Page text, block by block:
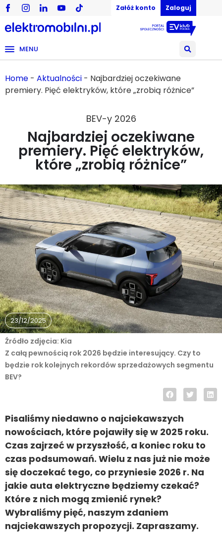
Załóż konto Zaloguj
MENU
Home - Aktualności - Najbardziej oczekiwane
premiery. Pięć elektryków, które „zrobią różnice”
BEV-y 2026
Najbardziej oczekiwane
premiery. Pięć elektryków,
które „zrobią różnice”
23/12/2025
Z całą pewnością rok 2026 będzie interesujący. Czy to
będzie rok kolejnych rekordów sprzedażowych segmentu
BEV?
Źródło zdjęcia: Kia
Pisaliśmy niedawno o najciekawszych
nowościach, które pojawiły się w 2025 roku.
Czas zajrzeć w przyszłość, a koniec roku to
czas podsumowań. Wielu z nas już nie może
się doczekać tego, co przyniesie 2026 r. Na
jakie auta elektryczne będziemy czekać?
Które z nich mogą zmienić rynek?
Wybraliśmy pięć, naszym zdaniem
najciekawszych propozycji. Zapraszamy.